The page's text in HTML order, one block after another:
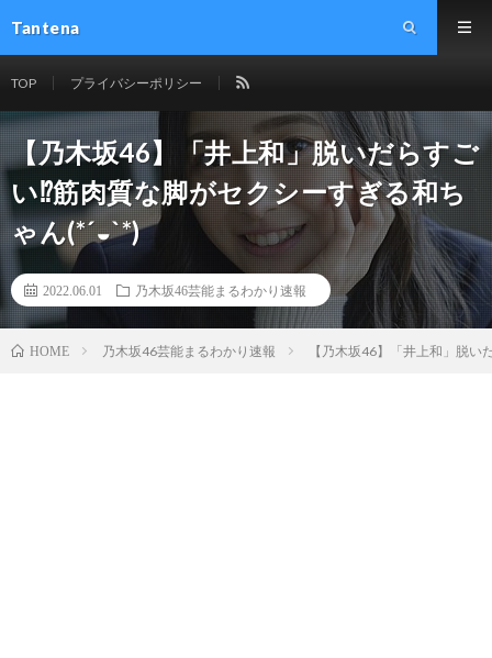
Tantena
TOP プライバシーポリシー
【乃木坂46】「井上和」脱いだらすご
い⁉︎筋肉質な脚がセクシーすぎる和ち
ゃん(*´◒`*)
2022.06.01 乃木坂46芸能まるわかり速報
HOME 乃木坂46芸能まるわかり速報 【乃木坂46】「井上和」脱